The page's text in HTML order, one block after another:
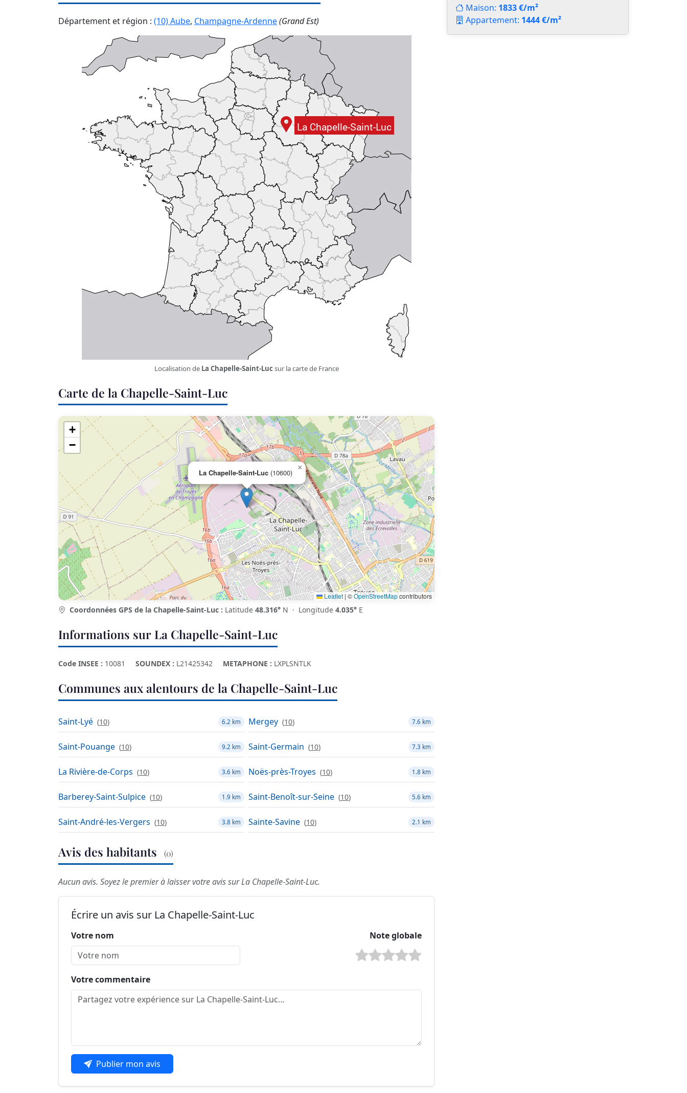
Département et région : (10) Aube, Champagne-Ardenne(Grand Est)
Localisation de La Chapelle-Saint-Luc sur la carte de France
Carte de la Chapelle-Saint-Luc
La Chapelle-Saint-Luc (10600)
×
+
−
Leaflet | ©OpenStreetMapcontributors
Coordonnées GPS de la Chapelle-Saint-Luc : Latitude 48.316° N · Longitude 4.035° E
Informations sur La Chapelle-Saint-Luc
Code INSEE : 10081 SOUNDEX : L21425342 METAPHONE : LXPLSNTLK
Communes aux alentours de la Chapelle-Saint-Luc
Saint-Lyé (10) 6.2 km Mergey (10) 7.6 km
Saint-Pouange (10) 9.2 km Saint-Germain (10) 7.3 km
La Rivière-de-Corps (10) 3.6 km Noës-près-Troyes (10) 1.8 km
Barberey-Saint-Sulpice (10) 1.9 km Saint-Benoît-sur-Seine (10) 5.6 km
Saint-André-les-Vergers (10) 3.8 km Sainte-Savine (10) 2.1 km
Avis des habitants (0)
Aucun avis. Soyez le premier à laisser votre avis sur La Chapelle-Saint-Luc.
Écrire un avis sur La Chapelle-Saint-Luc
Votre nom Note globale
Votre commentaire
Publier mon avis
Maison: 1833 €/m²
Appartement: 1444 €/m²